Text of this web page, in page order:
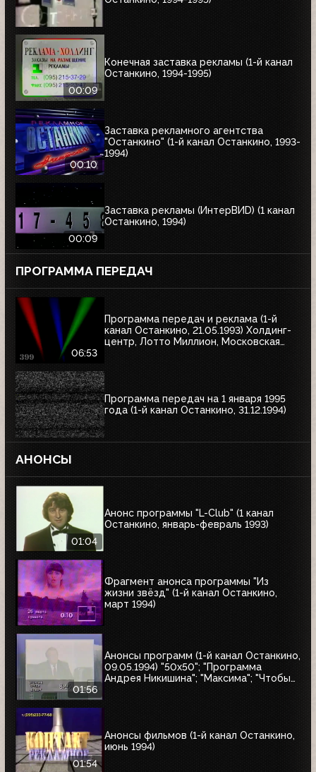
00:09
Конечная заставка рекламы (1-й канал
Останкино, 1994-1995)
00:10
Заставка рекламного агентства
"Останкино" (1-й канал Останкино, 1993-
1994)
00:09
Заставка рекламы (ИнтерВИD) (1 канал
Останкино, 1994)
ПРОГРАММА ПЕРЕДАЧ
06:53
Программа передач и реклама (1-й
канал Останкино, 21.05.1993) Холдинг-
центр, Лотто Миллион, Московская
Программа передач на 1 января 1995
года (1-й канал Останкино, 31.12.1994)
АНОНСЫ
01:04
Анонс программы "L-Club" (1 канал
Останкино, январь-февраль 1993)
Фрагмент анонса программы "Из
жизни звёзд" (1-й канал Останкино,
март 1994)
01:56
Анонсы программ (1-й канал Останкино,
09.05.1994) "50x50"; "Программа
Андрея Никишина"; "Максима"; "Чтобы
01:54
Анонсы фильмов (1-й канал Останкино,
июнь 1994)